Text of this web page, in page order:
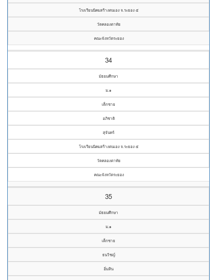
โรงเรียนนิคมสร้างตนเอง จ.ระยอง ๕
วัดคลองตาทัย
คณะจังหวัดระยอง
34
มัธยมศึกษา
ม.๑
เด็กชาย
อภิชาติ
สุจันทร์
โรงเรียนนิคมสร้างตนเอง จ.ระยอง ๕
วัดคลองตาทัย
คณะจังหวัดระยอง
35
มัธยมศึกษา
ม.๑
เด็กชาย
ธนวิชญ์
อิ่มสิน